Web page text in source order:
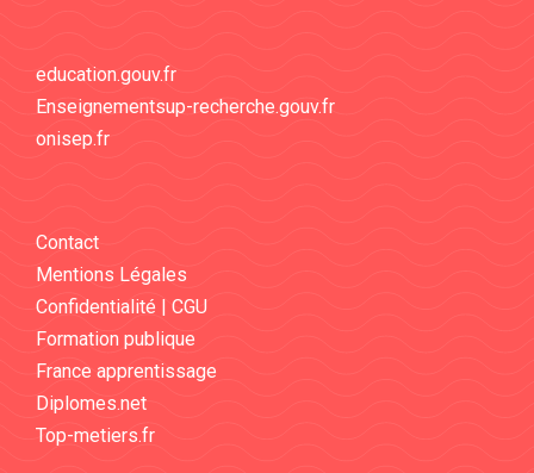
education.gouv.fr
Enseignementsup-recherche.gouv.fr
onisep.fr
Contact
Mentions Légales
Confidentialité | CGU
Formation publique
France apprentissage
Diplomes.net
Top-metiers.fr